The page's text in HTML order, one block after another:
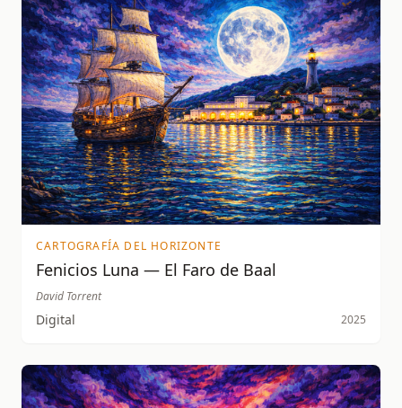
CARTOGRAFÍA DEL HORIZONTE
Fenicios Luna — El Faro de Baal
David Torrent
Digital 2025